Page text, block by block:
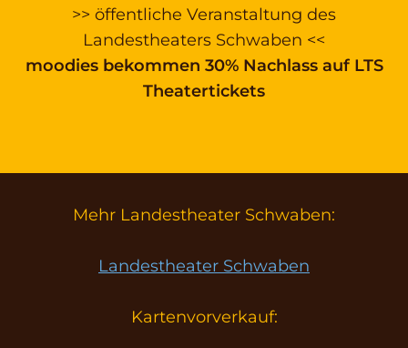
>> öffentliche Veranstaltung des
Landestheaters Schwaben <<
moodies bekommen 30% Nachlass auf LTS
Theatertickets
Mehr Landestheater Schwaben:
Landestheater Schwaben
Kartenvorverkauf: